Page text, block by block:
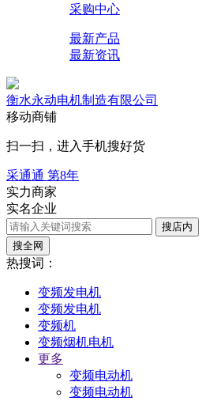
采购中心
最新产品
最新资讯
衡水永动电机制造有限公司
移动商铺
扫一扫，进入手机搜好货
采通通 第8年
实力商家
实名企业
搜店内
搜全网
热搜词：
变频发电机
变频发电机
变频机
变频烟机电机
更多
变频电动机
变频电动机